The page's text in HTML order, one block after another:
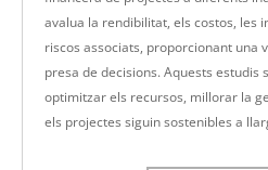
avalua la rendibilitat, els costos, les
riscos associats, proporcionant una
presa de decisions. Aquests estudis
optimitzar els recursos, millorar la
els projectes siguin sostenibles a